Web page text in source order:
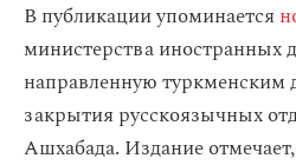
В публикации упоминается
министерства иностранных
направленную туркменским
закрытия русскоязычных
Ашхабада. Издание